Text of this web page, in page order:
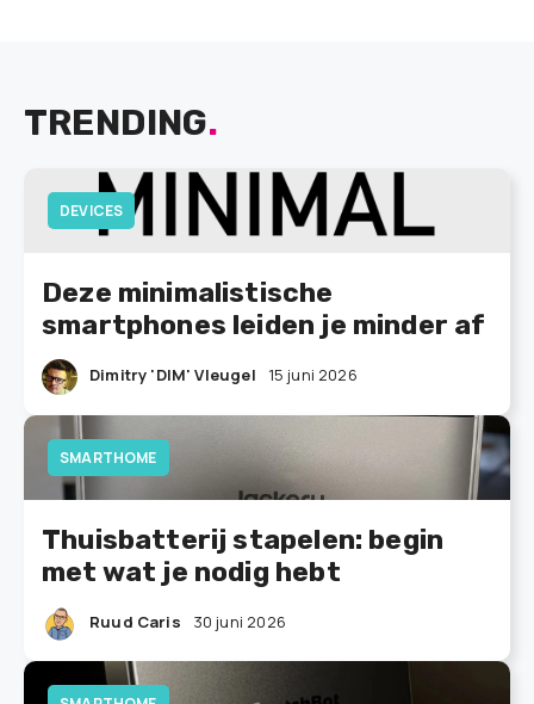
TRENDING.
DEVICES
Deze minimalistische
smartphones leiden je minder af
Dimitry 'DIM' Vleugel 15 juni 2026
SMARTHOME
Thuisbatterij stapelen: begin
met wat je nodig hebt
Ruud Caris 30 juni 2026